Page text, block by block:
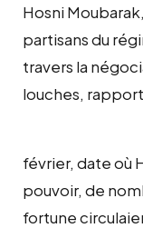
Hosni
partisans du
travers la
louches,
février, date où
pouvoir, de
fortune